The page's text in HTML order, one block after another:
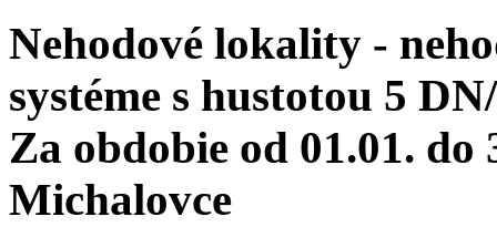
Nehodové lokality -
systéme s hustotou 5
Za obdobie od 01.01. do
Michalovce